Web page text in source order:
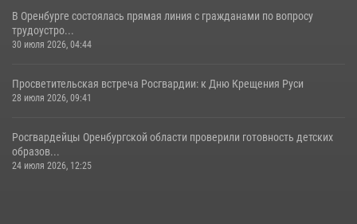
В Оренбурге состоялась прямая линия с гражданами по вопросу
трудоустро...
30 июля 2026, 04:44
Просветительская встреча Росгвардии: к Дню Крещения Руси
28 июля 2026, 09:41
Росгвардейцы Оренбургской области проверили готовность детских
образов...
24 июля 2026, 12:25